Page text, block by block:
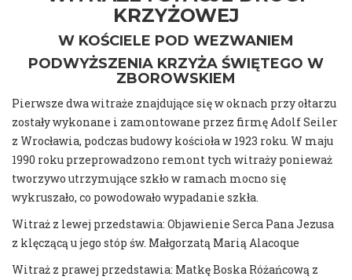
KRZYŻOWEJ
W KOŚCIELE POD WEZWANIEM
PODWYŻSZENIA KRZYŻA ŚWIĘTEGO W
ZBOROWSKIEM
Pierwsze dwa witraże znajdujące się w oknach przy ołtarzu
zostały wykonane i zamontowane przez firmę Adolf Seiler
z Wrocławia, podczas budowy kościoła w 1923 roku. W maju
1990 roku przeprowadzono remont tych witraży ponieważ
tworzywo utrzymujące szkło w ramach mocno się
wykruszało, co powodowało wypadanie szkła.
Witraż z lewej przedstawia: Objawienie Serca Pana Jezusa
z klęczącą u jego stóp św. Małgorzatą Marią Alacoque
Witraż z prawej przedstawia: Matkę Boska Różańcową z